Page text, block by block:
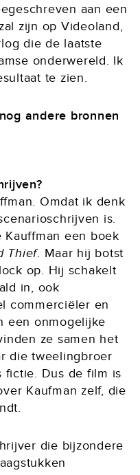
aan een
zijn op Videoland,
die de laatste
onderwereld. Ik
te zien.
andere bronnen
Omdat ik denk
is.
een boek
Thief. Maar hij botst
op. Hij schakelt
in, ook
commerciëler en
een onmogelijke
ze samen het
die tweelingbroer
fictie. Dus de film is
Kaufman zelf, die
die bijzondere